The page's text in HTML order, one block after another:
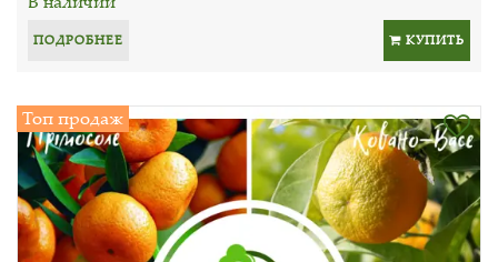
ПОДРОБНЕЕ КУПИТЬ
Топ продаж